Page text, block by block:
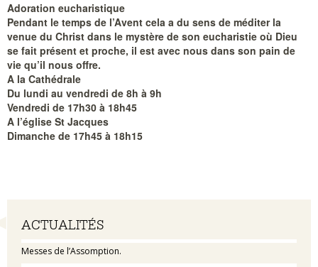
Navigation
ACTUALITÉS
Messes de l’Assomption.
Adoration eucharistique
Pendant le temps de l’Avent cela a du sens de méditer la
venue du Christ dans le mystère de son eucharistie où Dieu
se fait présent et proche, il est avec nous dans son pain de
vie qu’il nous offre.
A la Cathédrale
Du lundi au vendredi de 8h à 9h
Vendredi de 17h30 à 18h45
A l’église St Jacques
Dimanche de 17h45 à 18h15